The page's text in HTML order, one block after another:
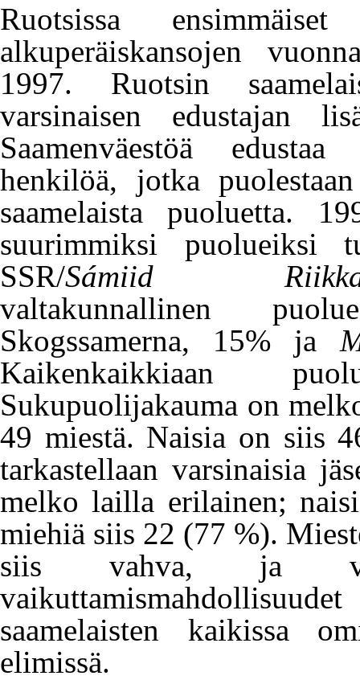
Ruotsissa
alkuperäiskansojen
1997. Ruotsin
varsinaisen edustajan
Saamenväestöä
henkilöä, jotka
saamelaista puoluetta.
suurimmiksi puolueiksi
SSR/Sámiid
valtakunnallinen
Skogssamerna, 15% ja
Kaikenkaikkiaan
Sukupuolijakauma on
49 miestä. Naisia on siis
tarkastellaan varsinaisia
melko lailla erilainen;
miehiä siis 22 (77 %).
siis vahva, ja
saamelaisten kaikissa
elimissä.